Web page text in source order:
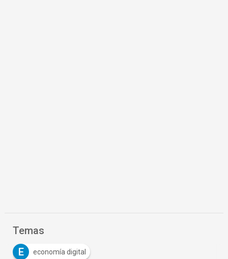
Temas
E
economía digital